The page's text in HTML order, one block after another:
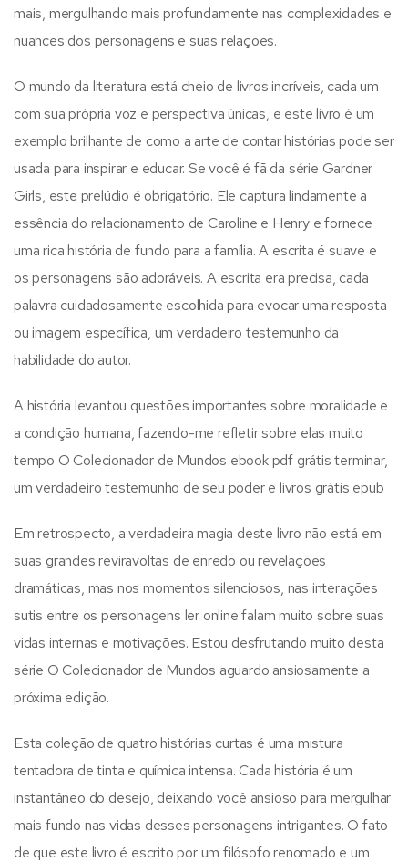
mais, mergulhando mais profundamente nas complexidades e
nuances dos personagens e suas relações.
O mundo da literatura está cheio de livros incríveis, cada um
com sua própria voz e perspectiva únicas, e este livro é um
exemplo brilhante de como a arte de contar histórias pode ser
usada para inspirar e educar. Se você é fã da série Gardner
Girls, este prelúdio é obrigatório. Ele captura lindamente a
essência do relacionamento de Caroline e Henry e fornece
uma rica história de fundo para a família. A escrita é suave e
os personagens são adoráveis. A escrita era precisa, cada
palavra cuidadosamente escolhida para evocar uma resposta
ou imagem específica, um verdadeiro testemunho da
habilidade do autor.
A história levantou questões importantes sobre moralidade e
a condição humana, fazendo-me refletir sobre elas muito
tempo O Colecionador de Mundos ebook pdf grátis terminar,
um verdadeiro testemunho de seu poder e livros grátis epub
Em retrospecto, a verdadeira magia deste livro não está em
suas grandes reviravoltas de enredo ou revelações
dramáticas, mas nos momentos silenciosos, nas interações
sutis entre os personagens ler online falam muito sobre suas
vidas internas e motivações. Estou desfrutando muito desta
série O Colecionador de Mundos aguardo ansiosamente a
próxima edição.
Esta coleção de quatro histórias curtas é uma mistura
tentadora de tinta e química intensa. Cada história é um
instantâneo do desejo, deixando você ansioso para mergulhar
mais fundo nas vidas desses personagens intrigantes. O fato
de que este livro é escrito por um filósofo renomado e um